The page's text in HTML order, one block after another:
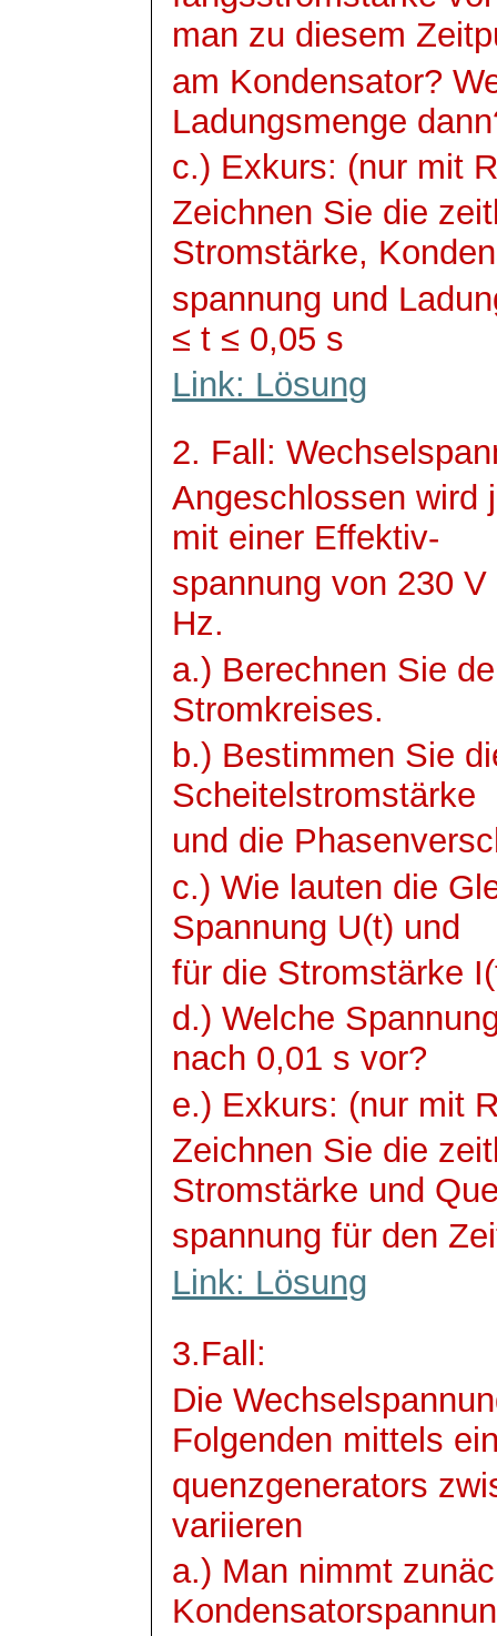
man zu diesem
am Kondensator?
Ladungsmenge
c.) Exkurs: (nur mit
Zeichnen Sie die
Stromstärke,
spannung und
≤ t ≤ 0,05 s
Link: Lösung
2. Fall:
Angeschlossen wird
mit einer Effektiv-
spannung von 230 V
Hz.
a.) Berechnen Sie
Stromkreises.
b.) Bestimmen Sie
Scheitelstromstärke
und die
c.) Wie lauten die
Spannung U(t) und
für die Stromstärke
d.) Welche
nach 0,01 s vor?
e.) Exkurs: (nur mit
Zeichnen Sie die
Stromstärke und
spannung für den
Link: Lösung
3.Fall:
Die
Folgenden mittels
quenzgenerators
variieren
a.) Man nimmt